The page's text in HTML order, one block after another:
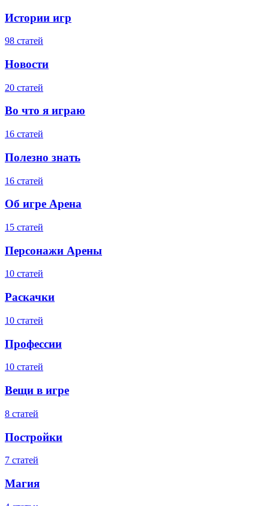
Истории игр
98 статей
Новости
20 статей
Во что я играю
16 статей
Полезно знать
16 статей
Об игре Арена
15 статей
Персонажи Арены
10 статей
Раскачки
10 статей
Профессии
10 статей
Вещи в игре
8 статей
Постройки
7 статей
Магия